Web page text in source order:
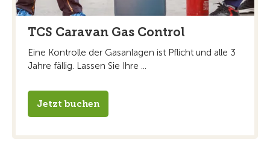
TCS Caravan Gas Control
Eine Kontrolle der Gasanlagen ist Pflicht und alle 3
Jahre fällig. Lassen Sie Ihre ...
Jetzt buchen